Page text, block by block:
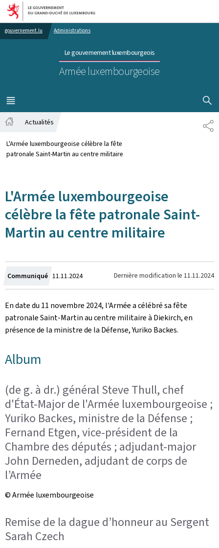
Aller au menu principal
Aller au contenu
gouvernement.lu Administrations
Le gouvernement luxembourgeois
Armée luxembourgeoise
MENU
PRINCIPAL
Actualités
L'Armée luxembourgeoise célèbre la fête
patronale Saint-Martin au centre militaire
L'Armée luxembourgeoise
célèbre la fête patronale Saint-
Martin au centre militaire
Communiqué Crée
le
11.11.2024 Dernière modification le 11.11.2024
En date du 11 novembre 2024, l'Armée a célébré sa fête
patronale Saint-Martin au centre militaire à Diekirch, en
présence de la ministre de la Défense, Yuriko Backes.
Album
(de g. à dr.) général Steve Thull, chef
d'État-Major de l'Armée luxembourgeoise ;
Yuriko Backes, ministre de la Défense ;
Fernand Etgen, vice-président de la
Chambre des députés ; adjudant-major
John Derneden, adjudant de corps de
l’Armée
© Armée luxembourgeoise
Remise de la dague d’honneur au Sergent
Sarah Czech